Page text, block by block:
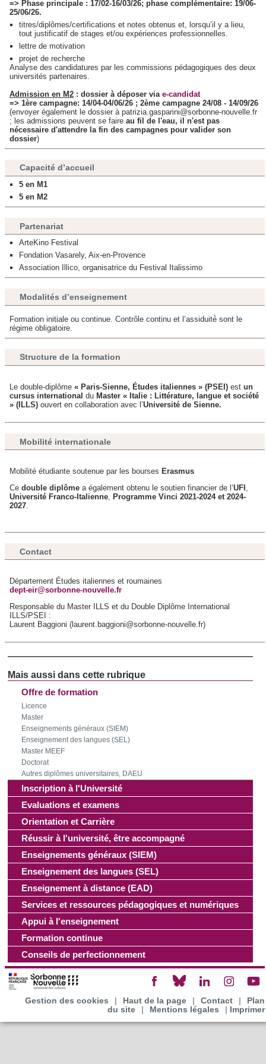
Offre de formation
Licence
Master
Enseignements généraux (SIEM)
Enseignement des langues (SEL)
Master MEEF
Doctorat
Autres diplômes universitaires, DAEU
Inscription à l'Université
Evaluations et examens
Orientation et Carrière
Réussir à l'université, être accompagné
Enseignements généraux (SIEM)
Enseignement des langues (SEL)
Enseignement à distance (EAD)
Services et ressources pédagogiques et numériques
Appui à l'enseignement
Formation continue
Conseils de perfectionnement
=> Phase principale : 17/02-16/03/26; phase complémentaire: 19/06-
25/06/26.
titres/diplômes/certifications et notes obtenus et, lorsqu’il y a lieu,
tout justificatif de stages et/ou expériences professionnelles.
lettre de motivation
projet de recherche
Analyse des candidatures par les commissions pédagogiques des deux
universités partenaires.
Admission en M2 : dossier à déposer via e-candidat
=> 1ère campagne: 14/04-04/06/26 ; 2ème campagne 24/08 - 14/09/26
(envoyer également le dossier à patrizia.gasparini@sorbonne-nouvelle.fr
; les admissions peuvent se faire au fil de l'eau, il n'est pas
nécessaire d'attendre la fin des campagnes pour valider son
dossier)
Capacité d’accueil
5 en M1
5 en M2
Partenariat
ArteKino Festival
Fondation Vasarely, Aix-en-Provence
Association Illico, organisatrice du Festival Italissimo
Modalités d’enseignement
Formation initiale ou continue. Contrôle continu et l’assiduité́ sont le
régime obligatoire.
Structure de la formation
Le double-diplôme « Paris-Sienne, Études italiennes » (PSEI) est un
cursus international du Master « Italie : Littérature, langue et société
» (ILLS) ouvert en collaboration avec l’Université de Sienne.
Mobilité internationale
Mobilité étudiante soutenue par les bourses Erasmus
Ce double diplôme a également obtenu le soutien financier de l’UFI ,
Université Franco-Italienne, Programme Vinci 2021-2024 et 2024-
2027.
Contact
Département Études italiennes et roumaines
dept-eir@sorbonne-nouvelle.fr
Responsable du Master ILLS et du Double Diplôme International
ILLS/PSEI :
Laurent Baggioni (laurent.baggioni@sorbonne-nouvelle.fr)
Gestion des cookies Haut de la page Contact
Plan
du site
Mentions légales Imprimer